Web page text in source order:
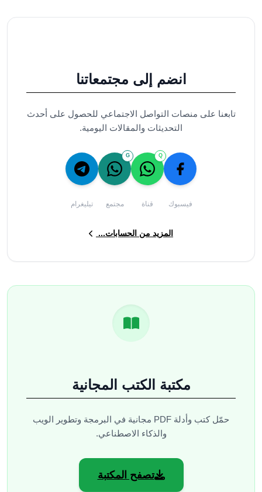
انضم إلى مجتمعاتنا
تابعنا على منصات التواصل الاجتماعي للحصول على أحدث
التحديثات والمقالات اليومية.
Q
G
فيسبوك قناة مجتمع تيليغرام
المزيد من الحسابات...
مكتبة الكتب المجانية
حمّل كتب وأدلة PDF مجانية في البرمجة وتطوير الويب
والذكاء الاصطناعي.
تصفح المكتبة